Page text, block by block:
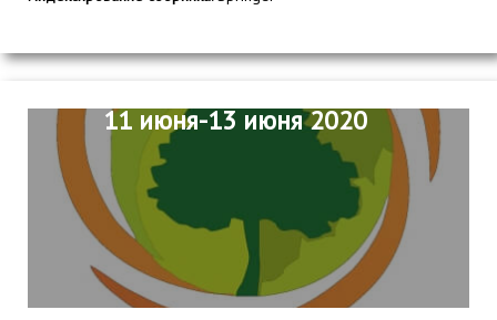
11 июня-13 июня 2020